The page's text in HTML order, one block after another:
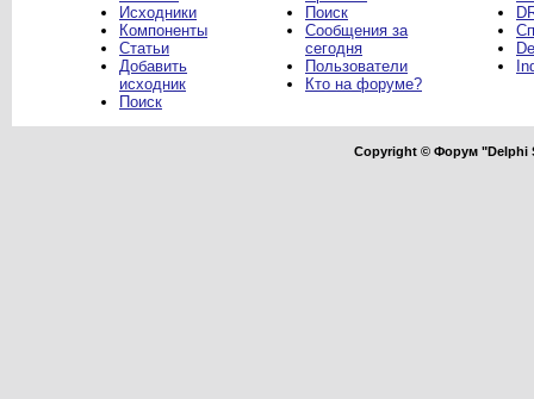
Исходники
Компоненты
Статьи
Добавить
исходник
Поиск
Поиск
Сообщения за
сегодня
Пользователи
Кто на форуме?
Copyright © Форум "Delphi